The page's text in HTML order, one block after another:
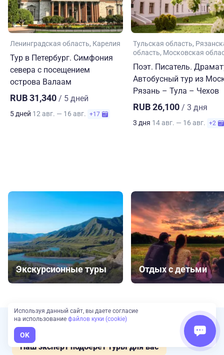
Ленинградская область Карелия
Тур в Петербург. Симфония
севера с посещением
острова Валаам
RUB 31,340 / 5 дней
5 дней 12 авг. — 16 авг. +17
Тульская область
область Московская
Поэт. Писатель.
Автобусный тур из
Рязань – Тула – Чехов
RUB 26,100 / 3 дня
3 дня 14 авг. — 16 авг. +2
Экскурсионные туры Отдых с детьми
Сложно выбрать?
Наш эксперт подберет туры для вас
Используя данный сайт, вы даете согласие
на использование файлов куки (cookie)
OK